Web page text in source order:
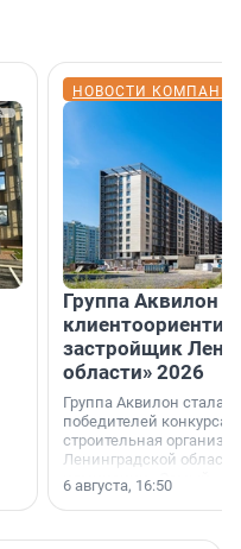
НОВОСТИ
Группа Аквилон
застройщик
области» 2026
Группа Аквилон стала
победителей конкурса
строительная
Ленинградской области
номинации «Самый
застройщик
области».
6 августа, 16:50